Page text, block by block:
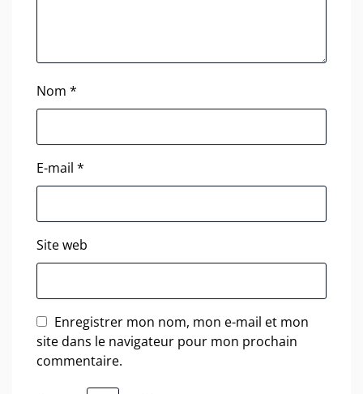
Nom *
E-mail *
Site web
Enregistrer mon nom, mon e-mail et mon
site dans le navigateur pour mon prochain
commentaire.